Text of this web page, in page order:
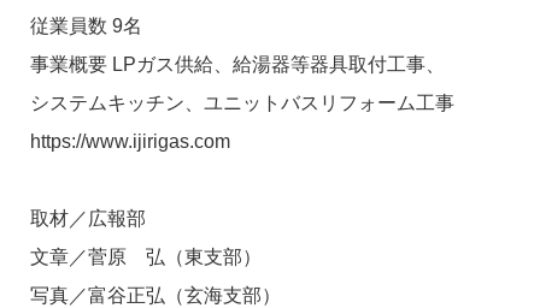
従業員数 9名
事業概要 LPガス供給、給湯器等器具取付工事、
システムキッチン、ユニットバスリフォーム工事
https://www.ijirigas.com
取材／広報部
文章／菅原 弘（東支部）
写真／富谷正弘（玄海支部）